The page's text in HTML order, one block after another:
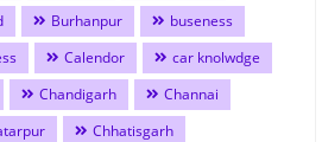
Burhanpur
buseness
Calendor
car knolwdge
Chandigarh
Channai
Chhatisgarh